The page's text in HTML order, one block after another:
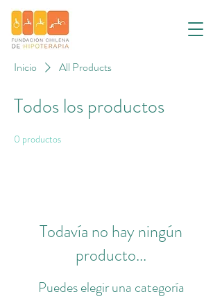
Inicio All Products
Todos los productos
0 productos
Todavía no hay ningún
producto...
Puedes elegir una categoría